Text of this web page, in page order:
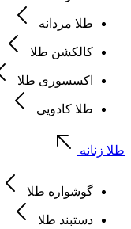
طلا مردانه
کالکشن طلا
اکسسوری طلا
طلا کادویی
طلا زنانه
گوشواره طلا
دستبند طلا